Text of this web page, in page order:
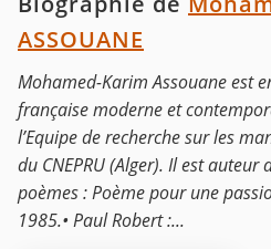
ASSOUANE
Mohamed-Karim Assouane est
française moderne et
l’Equipe de recherche sur les
du CNEPRU (Alger). Il est auteur
poèmes : Poème pour une
1985.• Paul Robert :...